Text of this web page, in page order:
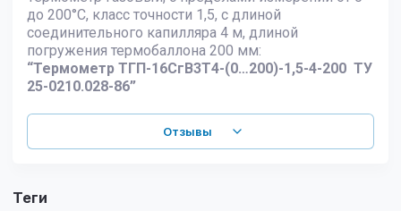
до 200°С, класс точности 1,5, с длиной
соединительного капилляра 4 м, длиной
погружения термобаллона 200 мм:
“Термометр ТГП-16СгВ3Т4-(0…200)-1,5-4-200 ТУ
25-0210.028-86”
Отзывы
теги